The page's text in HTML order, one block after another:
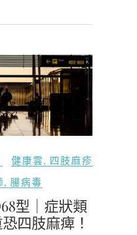
健康雲, 四肢麻疹
, 腸病毒
型｜症狀類
四肢麻痺！